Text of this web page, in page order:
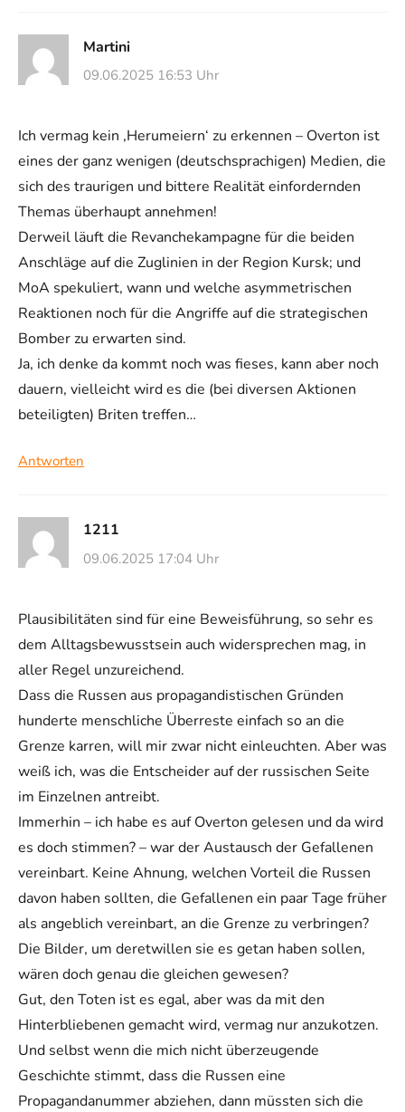
Martini
09.06.2025 16:53 Uhr
Ich vermag kein ,Herumeiern‘ zu erkennen – Overton ist
eines der ganz wenigen (deutschsprachigen) Medien, die
sich des traurigen und bittere Realität einfordernden
Themas überhaupt annehmen!
Derweil läuft die Revanchekampagne für die beiden
Anschläge auf die Zuglinien in der Region Kursk; und
MoA spekuliert, wann und welche asymmetrischen
Reaktionen noch für die Angriffe auf die strategischen
Bomber zu erwarten sind.
Ja, ich denke da kommt noch was fieses, kann aber noch
dauern, vielleicht wird es die (bei diversen Aktionen
beteiligten) Briten treffen…
Antworten
1211
09.06.2025 17:04 Uhr
Plausibilitäten sind für eine Beweisführung, so sehr es
dem Alltagsbewusstsein auch widersprechen mag, in
aller Regel unzureichend.
Dass die Russen aus propagandistischen Gründen
hunderte menschliche Überreste einfach so an die
Grenze karren, will mir zwar nicht einleuchten. Aber was
weiß ich, was die Entscheider auf der russischen Seite
im Einzelnen antreibt.
Immerhin – ich habe es auf Overton gelesen und da wird
es doch stimmen? – war der Austausch der Gefallenen
vereinbart. Keine Ahnung, welchen Vorteil die Russen
davon haben sollten, die Gefallenen ein paar Tage früher
als angeblich vereinbart, an die Grenze zu verbringen?
Die Bilder, um deretwillen sie es getan haben sollen,
wären doch genau die gleichen gewesen?
Gut, den Toten ist es egal, aber was da mit den
Hinterbliebenen gemacht wird, vermag nur anzukotzen.
Und selbst wenn die mich nicht überzeugende
Geschichte stimmt, dass die Russen eine
Propagandanummer abziehen, dann müssten sich die